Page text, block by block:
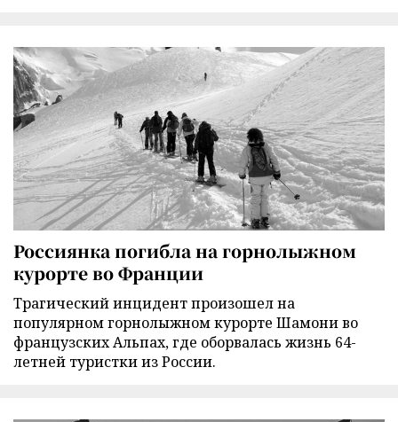
Россиянка погибла на горнолыжном
курорте во Франции
Трагический инцидент произошел на
популярном горнолыжном курорте Шамони во
французских Альпах, где оборвалась жизнь 64-
летней туристки из России.